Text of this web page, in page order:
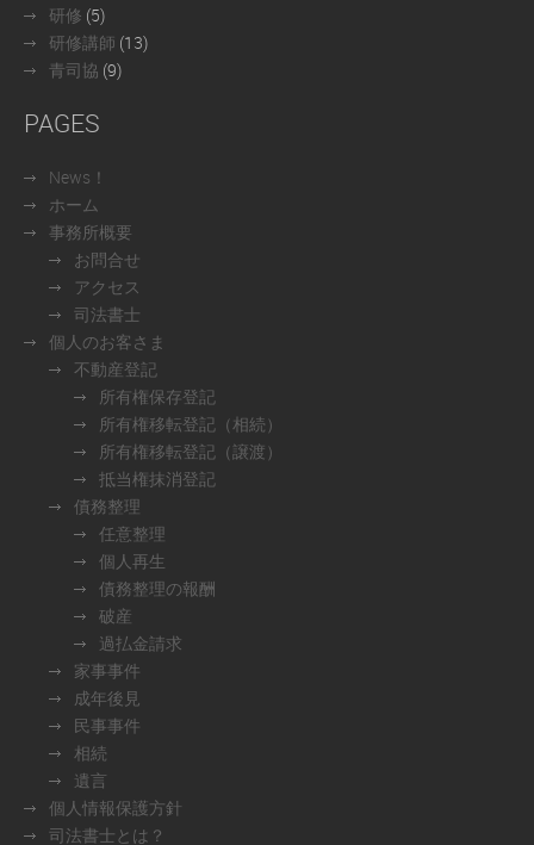
研修 (5)
研修講師 (13)
青司協 (9)
PAGES
News！
ホーム
事務所概要
お問合せ
アクセス
司法書士
個人のお客さま
不動産登記
所有権保存登記
所有権移転登記（相続）
所有権移転登記（譲渡）
抵当権抹消登記
債務整理
任意整理
個人再生
債務整理の報酬
破産
過払金請求
家事事件
成年後見
民事事件
相続
遺言
個人情報保護方針
司法書士とは？